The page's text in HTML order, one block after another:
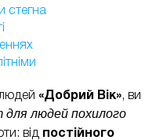
стегна
«Добрий Вік», ви
для людей похилого
від постійнoго